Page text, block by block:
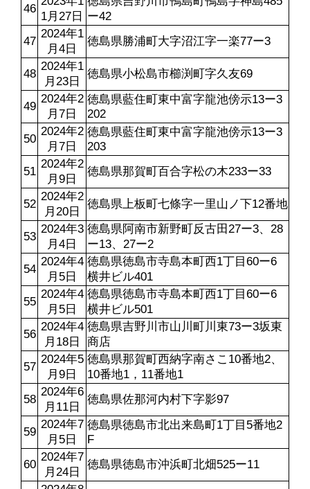
46
1月27日 ー42
47
2024年1
月4日
徳島県勝浦町大字沼江字一楽77ー3
48
2024年1
月23日
徳島県小松島市櫛渕町字久友69
49
2024年2
月7日
徳島県藍住町東中富字龍池傍示13ー3
202
50
2024年2
月7日
徳島県藍住町東中富字龍池傍示13ー3
203
51
2024年2
月9日
徳島県那賀町百合字松の木233ー33
52
2024年2
月20日
徳島県上板町七條字一里山ノ下12番地
53
2024年3
月4日
徳島県阿南市新野町反古田27ー3、28
ー13、27ー2
54
2024年4
月5日
徳島県徳島市寺島本町西1丁目60ー6
横井ビル401
55
2024年4
月5日
徳島県徳島市寺島本町西1丁目60ー6
横井ビル501
56
2024年4
月18日
徳島県吉野川市山川町川東73ー3坂東
商店
57
2024年5
月9日
徳島県那賀町西納字南さこ10番地2、
10番地1，11番地1
58
2024年6
月11日
徳島県佐那河内村下字影97
59
2024年7
月5日
徳島県徳島市北出来島町1丁目5番地2
F
60
2024年7
月24日
徳島県徳島市沖浜町北畑525ー11